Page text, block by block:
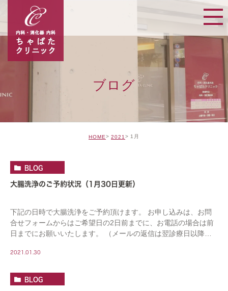
ブログ
HOME 2021 1月
BLOG
大腸洗浄のご予約状況（1月30日更新）
下記の日時で大腸洗浄をご予約頂けます。 お申し込みは、お問
合せフォームからはご希望日の2日前までに、お電話の場合は前
日までにお願いいたします。 （メールの返信は翌診療日以降に
2021.01.30
BLOG